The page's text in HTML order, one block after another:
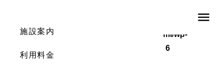
menu
施設案内
利用料金
/home/wordstock/numasupo.com/public_html/wp-
6